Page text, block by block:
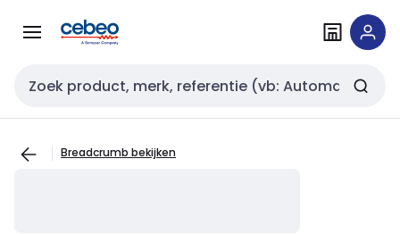
naar
naar
Zoekveld invoer
Breadcrumb bekijken